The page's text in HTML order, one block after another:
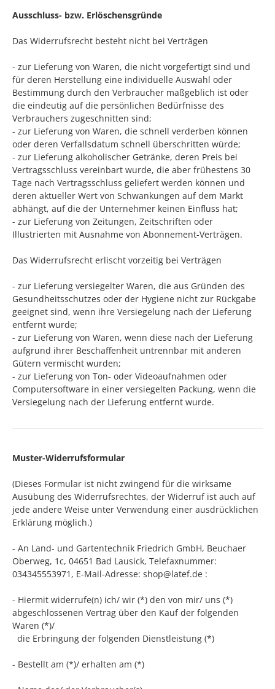
Ausschluss- bzw. Erlöschensgründe
Das Widerrufsrecht besteht nicht bei Verträgen
- zur Lieferung von Waren, die nicht vorgefertigt sind und
für deren Herstellung eine individuelle Auswahl oder
Bestimmung durch den Verbraucher maßgeblich ist oder
die eindeutig auf die persönlichen Bedürfnisse des
Verbrauchers zugeschnitten sind;
- zur Lieferung von Waren, die schnell verderben können
oder deren Verfallsdatum schnell überschritten würde;
- zur Lieferung alkoholischer Getränke, deren Preis bei
Vertragsschluss vereinbart wurde, die aber frühestens 30
Tage nach Vertragsschluss geliefert werden können und
deren aktueller Wert von Schwankungen auf dem Markt
abhängt, auf die der Unternehmer keinen Einfluss hat;
- zur Lieferung von Zeitungen, Zeitschriften oder
Illustrierten mit Ausnahme von Abonnement-Verträgen.
Das Widerrufsrecht erlischt vorzeitig bei Verträgen
- zur Lieferung versiegelter Waren, die aus Gründen des
Gesundheitsschutzes oder der Hygiene nicht zur Rückgabe
geeignet sind, wenn ihre Versiegelung nach der Lieferung
entfernt wurde;
- zur Lieferung von Waren, wenn diese nach der Lieferung
aufgrund ihrer Beschaffenheit untrennbar mit anderen
Gütern vermischt wurden;
- zur Lieferung von Ton- oder Videoaufnahmen oder
Computersoftware in einer versiegelten Packung, wenn die
Versiegelung nach der Lieferung entfernt wurde.
Muster-Widerrufsformular
(Dieses Formular ist nicht zwingend für die wirksame
Ausübung des Widerrufsrechtes, der Widerruf ist auch auf
jede andere Weise unter Verwendung einer ausdrücklichen
Erklärung möglich.)
- An Land- und Gartentechnik Friedrich GmbH, Beuchaer
Oberweg, 1c, 04651 Bad Lausick, Telefaxnummer:
034345553971, E-Mail-Adresse: shop@latef.de :
- Hiermit widerrufe(n) ich/ wir (*) den von mir/ uns (*)
abgeschlossenen Vertrag über den Kauf der folgenden
Waren (*)/
die Erbringung der folgenden Dienstleistung (*)
- Bestellt am (*)/ erhalten am (*)